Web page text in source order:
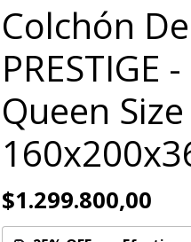
Colchón
PRESTIGE
Queen Size
$1.299.800,00